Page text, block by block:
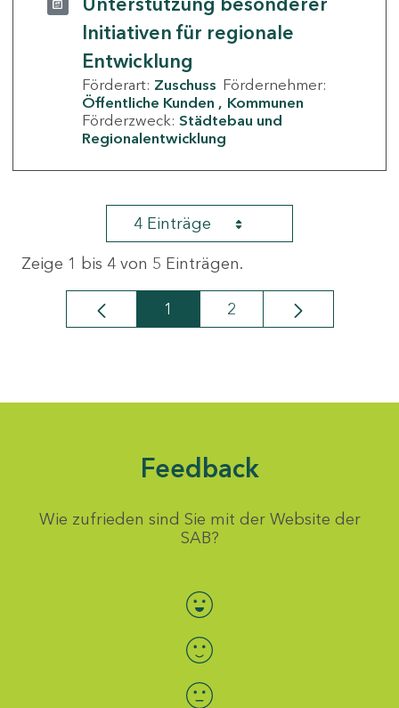
Initiativen für regionale
Entwicklung
Förderart: Zuschuss Fördernehmer:
Öffentliche Kunden
Kommunen
Förderzweck: Städtebau und
Regionalentwicklung
4 Einträge
Zeige 1 bis 4 von 5 Einträgen.
Seite
1 Seite
2
Feedback
Wie zufrieden sind Sie mit der Website der
SAB?
Bewertung auswählen